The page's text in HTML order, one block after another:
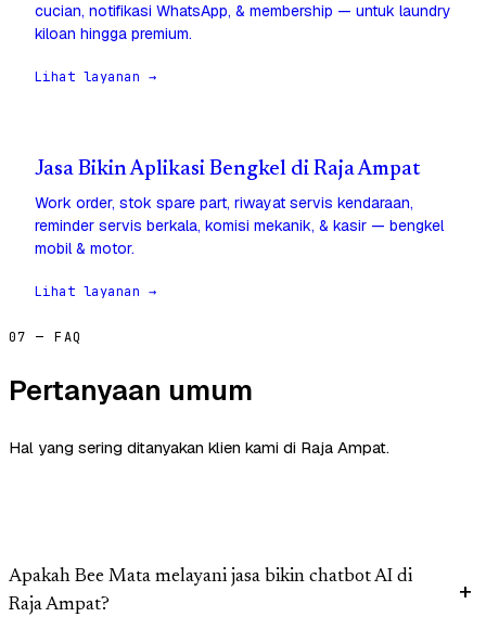
cucian, notifikasi WhatsApp, & membership — untuk laundry
kiloan hingga premium.
Lihat layanan →
Jasa Bikin Aplikasi Bengkel di Raja Ampat
Work order, stok spare part, riwayat servis kendaraan,
reminder servis berkala, komisi mekanik, & kasir — bengkel
mobil & motor.
Lihat layanan →
07 — FAQ
Pertanyaan umum
Hal yang sering ditanyakan klien kami di Raja Ampat.
Apakah Bee Mata melayani jasa bikin chatbot AI di
Raja Ampat?